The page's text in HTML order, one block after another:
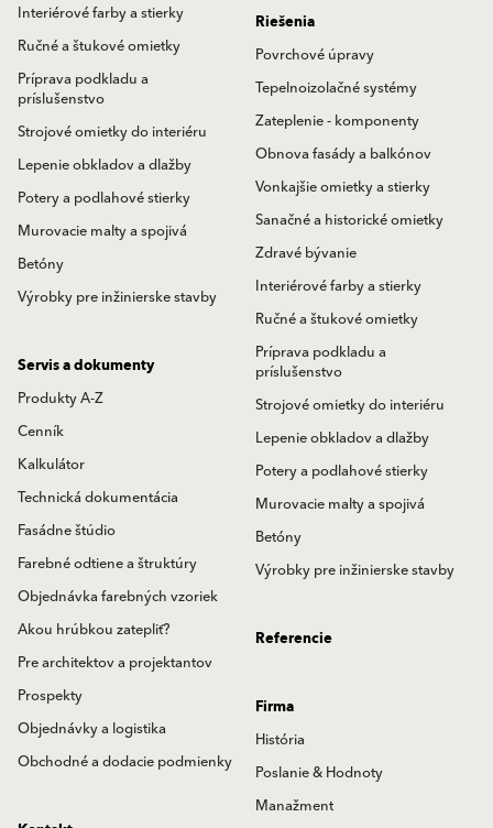
Interiérové farby a stierky
Ručné a štukové omietky
Príprava podkladu a
príslušenstvo
Strojové omietky do interiéru
Lepenie obkladov a dlažby
Potery a podlahové stierky
Murovacie malty a spojivá
Betóny
Výrobky pre inžinierske stavby
Riešenia
Povrchové úpravy
Tepelnoizolačné systémy
Zateplenie - komponenty
Obnova fasády a balkónov
Vonkajšie omietky a stierky
Sanačné a historické omietky
Zdravé bývanie
Interiérové farby a stierky
Ručné a štukové omietky
Príprava podkladu a
príslušenstvo
Strojové omietky do interiéru
Lepenie obkladov a dlažby
Potery a podlahové stierky
Murovacie malty a spojivá
Betóny
Výrobky pre inžinierske stavby
Servis a dokumenty
Produkty A-Z
Cenník
Kalkulátor
Technická dokumentácia
Fasádne štúdio
Farebné odtiene a štruktúry
Objednávka farebných vzoriek
Akou hrúbkou zatepliť?
Pre architektov a projektantov
Prospekty
Objednávky a logistika
Obchodné a dodacie podmienky
Referencie
Firma
História
Poslanie & Hodnoty
Manažment